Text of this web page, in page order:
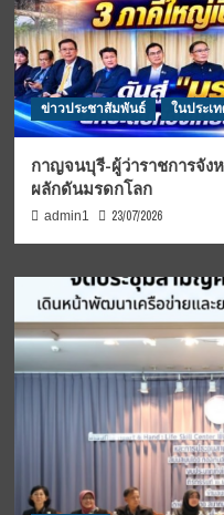
ข่าวประชาสัมพันธ์ ในประเ
กาญจนบุรี-ผู้ว่าราชการจั
ผลักดันมรดกโลก
admin1 23/07/2026